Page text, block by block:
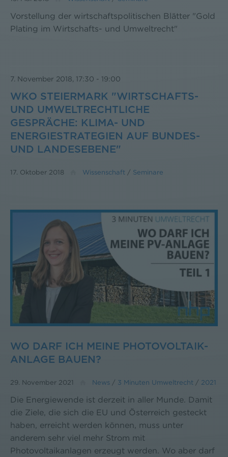
Vorstellung der wirtschaftspolitischen Blätter "Gold
Plating im Wirtschafts- und Umweltrecht"
7. November 2018, 17:30 - 19:00
WKO STEIERMARK "WIRTSCHAFTS-
UND UMWELTRECHTLICHE
GESPRÄCHE: KLIMA- UND
ENERGIESTRATEGIEN AUF BUNDES-
UND LANDESEBENE"
17. Oktober 2018 Wissenschaft / Seminare
WO DARF ICH MEINE PHOTOVOLTAIK-
ANLAGE BAUEN?
29. November 2021 News / 3 Minuten Umweltrecht / 2021
Die Energiewende ist derzeit in aller Munde. Damit
die Ziele, die sich die EU und Österreich gesteckt
haben, erreicht werden können, muss unter
anderem sehr viel mehr Strom mit
Photovoltaikanlagen erzeugt werden. Wo aber darf